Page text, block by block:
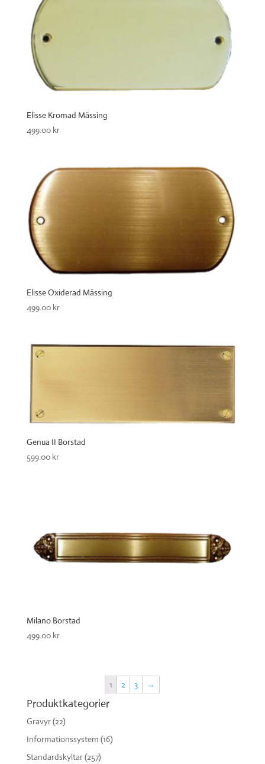
Elisse Kromad Mässing
499.00 kr
Elisse Oxiderad Mässing
499.00 kr
Genua II Borstad
599.00 kr
Milano Borstad
499.00 kr
1 2 3 →
Produktkategorier
Gravyr(22)
Informationssystem (16)
Standardskyltar(257)